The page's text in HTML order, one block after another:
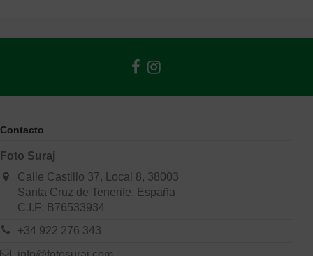
Contacto
Foto Suraj
Calle Castillo 37, Local 8, 38003
Santa Cruz de Tenerife, España
C.I.F: B76533934
+34 922 276 343